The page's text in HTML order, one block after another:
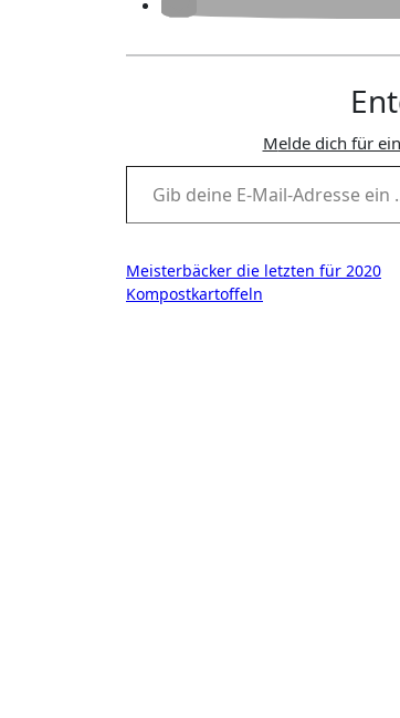
Melde dich für
Gib deine E-Mail-Adresse ein ...
Meisterbäcker die letzten für 2020
Kompostkartoffeln